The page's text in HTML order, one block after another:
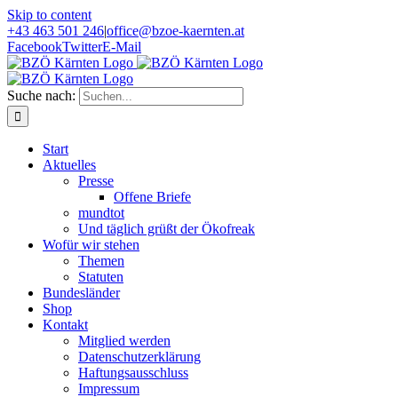
Skip to content
+43 463 501 246|office@bzoe-kaernten.at
FacebookTwitterE-Mail
Suche nach:
Start
Aktuelles
Presse
Offene Briefe
mundtot
Und täglich grüßt der Ökofreak
Wofür wir stehen
Themen
Statuten
Bundesländer
Shop
Kontakt
Mitglied werden
Datenschutzerklärung
Haftungsausschluss
Impressum